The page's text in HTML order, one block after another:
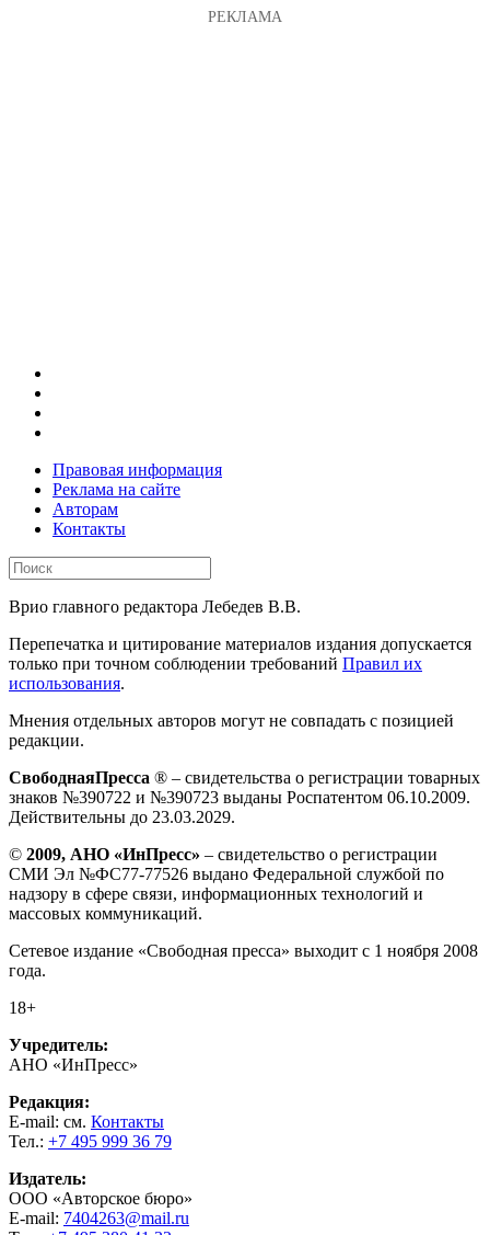
Правовая информация
Реклама на сайте
Авторам
Контакты
Врио главного редактора Лебедев В.В.
Перепечатка и цитирование материалов издания допускается
только при точном соблюдении требований Правил их
использования.
Мнения отдельных авторов могут не совпадать с позицией
редакции.
СвободнаяПресса ® – свидетельства о регистрации товарных
знаков №390722 и №390723 выданы Роспатентом 06.10.2009.
Действительны до 23.03.2029.
© 2009, АНО «ИнПресс» – свидетельство о регистрации
СМИ Эл №ФС77-77526 выдано Федеральной службой по
надзору в сфере связи, информационных технологий и
массовых коммуникаций.
Сетевое издание «Свободная пресса» выходит с 1 ноября 2008
года.
18+
Учредитель:
АНО «ИнПресс»
Редакция:
E-mail: см. Контакты
Тел.: +7 495 999 36 79
Издатель:
ООО «Авторское бюро»
E-mail: 7404263@mail.ru